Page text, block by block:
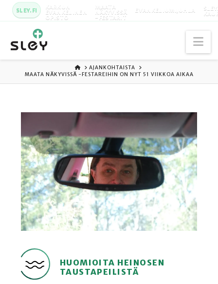
SLEY.FI KARKUN
EVANKELINEN
OPISTO
MAATA
NÄKYVISSÄ
-FESTARIT
EVANKELIUMIJUHLA
ETUSIVU
AJANKOHTAISTA
MAATA NÄKYVISSÄ -FESTAREIHIN ON NYT 51 VIIKKOA AIKAA
HUOMIOITA HEINOSEN
TAUSTAPEILISTÄ